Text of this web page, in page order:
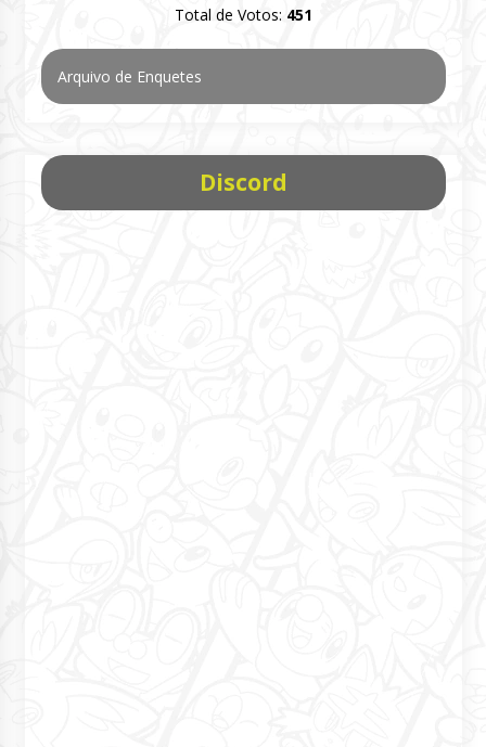
Total de Votos: 451
Arquivo de Enquetes
Discord